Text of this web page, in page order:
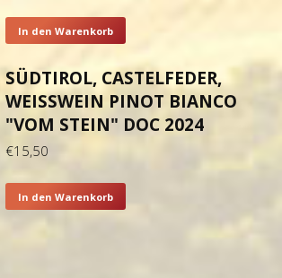
In den Warenkorb
SÜDTIROL, CASTELFEDER,
WEISSWEIN PINOT BIANCO "
VOM STEIN" DOC 2024
€15,50
In den Warenkorb